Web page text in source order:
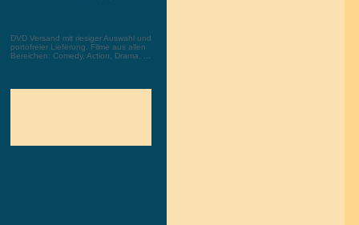
DVD Versand mit riesiger Auswahl und
portofreier Lieferung. Filme aus allen
Bereichen: Comedy, Action, Drama, ...